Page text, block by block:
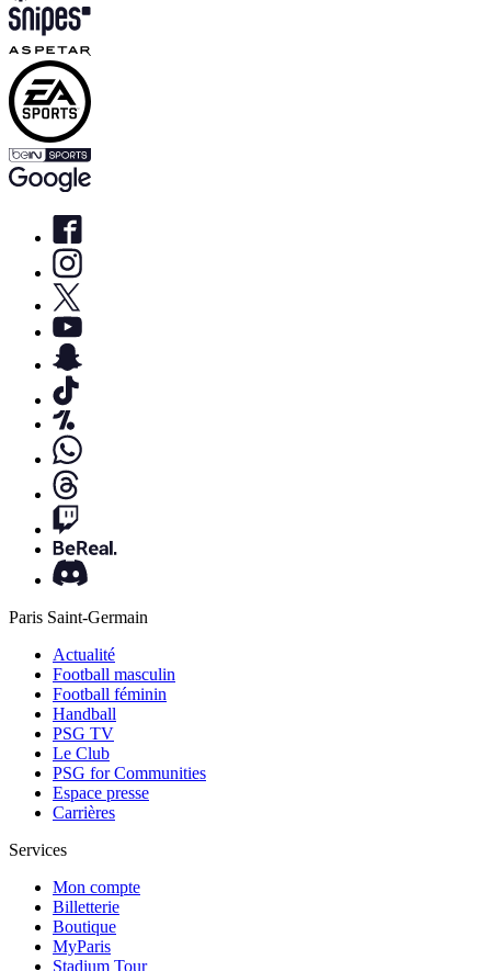
Paris Saint-Germain
Actualité
Football masculin
Football féminin
Handball
PSG TV
Le Club
PSG for Communities
Espace presse
Carrières
Services
Mon compte
Billetterie
Boutique
MyParis
Stadium Tour